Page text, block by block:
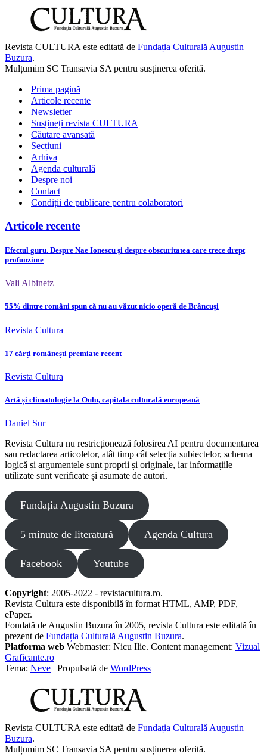
de
lifestyle
și/sau
de
asumat
Revista CULTURA este editată de Fundația Culturală Augustin
Buzura.
Mulțumim SC Transavia SA pentru susținerea oferită.
Prima pagină
Articole recente
Newsletter
Susțineți revista CULTURA
Căutare avansată
Secțiuni
Arhiva
Agenda culturală
Despre noi
Contact
Condiții de publicare pentru colaboratori
Articole recente
Efectul guru. Despre Nae Ionescu și despre obscuritatea care trece drept
profunzime
Vali Albinetz
55% dintre români spun că nu au văzut nicio operă de Brâncuși
Revista Cultura
17 cărți românești premiate recent
Revista Cultura
Artă și climatologie la Oulu, capitala culturală europeană
Daniel Sur
Revista Cultura nu restricționează folosirea AI pentru documentarea
sau redactarea articolelor, atât timp cât selecția subiectelor, schema
logică și argumentele sunt proprii și originale, iar informațiile
utilizate sunt verificate și asumate de autori.
Fundația Augustin Buzura
5 minute de literatură Agenda Cultura
Facebook Youtube
Copyright: 2005-2022 - revistacultura.ro.
Revista Cultura este disponibilă în format HTML, AMP, PDF,
ePaper.
Fondată de Augustin Buzura în 2005, revista Cultura este editată în
prezent de Fundația Culturală Augustin Buzura.
Platforma web Webmaster: Nicu Ilie. Content management: Vizual
Graficante.ro
Tema: Neve | Propulsată de WordPress
Revista CULTURA este editată de Fundația Culturală Augustin
Buzura.
Mulțumim SC Transavia SA pentru susținerea oferită.